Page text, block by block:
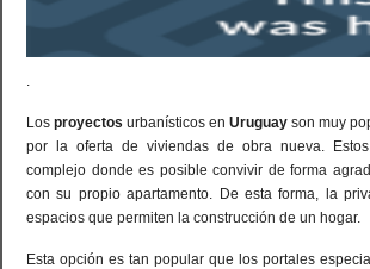
Los proyectos urbanísticos en Uruguay son muy
por la oferta de viviendas de obra nueva.
complejo donde es posible convivir de forma
con su propio apartamento. De esta forma, la
espacios que permiten la construcción de un hogar.
Esta opción es tan popular que los portales